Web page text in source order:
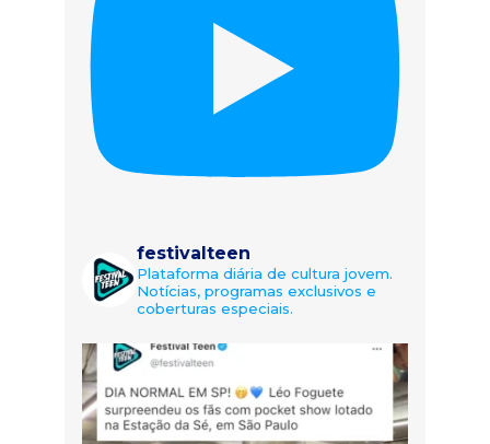
festivalteen
Plataforma diária de cultura jovem.
Notícias, programas exclusivos e
coberturas especiais.